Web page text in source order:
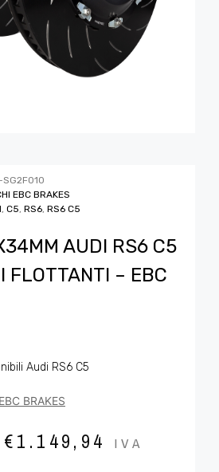
SG2F010
EBC BRAKES
C5 RS6 RS6 C5
AUDI RS6 C5
FLOTTANTI – EBC
Audi RS6 C5
BRAKES
€1.149,94
IVA